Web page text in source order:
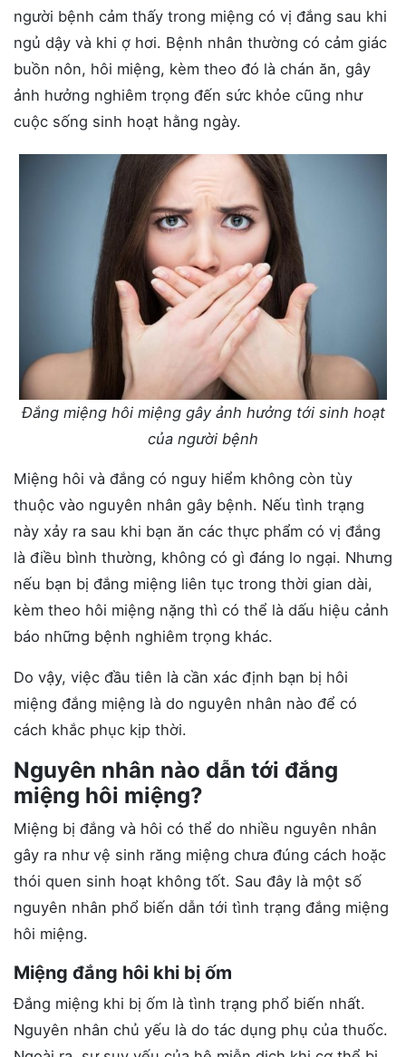
người bệnh cảm thấy trong miệng có vị đắng sau khi
ngủ dậy và khi ợ hơi. Bệnh nhân thường có cảm giác
buồn nôn, hôi miệng, kèm theo đó là chán ăn, gây
ảnh hưởng nghiêm trọng đến sức khỏe cũng như
cuộc sống sinh hoạt hằng ngày.
Đắng miệng hôi miệng gây ảnh hưởng tới sinh hoạt
của người bệnh
Miệng hôi và đắng có nguy hiểm không còn tùy
thuộc vào nguyên nhân gây bệnh. Nếu tình trạng
này xảy ra sau khi bạn ăn các thực phẩm có vị đắng
là điều bình thường, không có gì đáng lo ngại. Nhưng
nếu bạn bị đắng miệng liên tục trong thời gian dài,
kèm theo hôi miệng nặng thì có thể là dấu hiệu cảnh
báo những bệnh nghiêm trọng khác.
Do vậy, việc đầu tiên là cần xác định bạn bị hôi
miệng đắng miệng là do nguyên nhân nào để có
cách khắc phục kịp thời.
Nguyên nhân nào dẫn tới đắng
miệng hôi miệng?
Miệng bị đắng và hôi có thể do nhiều nguyên nhân
gây ra như vệ sinh răng miệng chưa đúng cách hoặc
thói quen sinh hoạt không tốt. Sau đây là một số
nguyên nhân phổ biến dẫn tới tình trạng đắng miệng
hôi miệng.
Miệng đắng hôi khi bị ốm
Đắng miệng khi bị ốm là tình trạng phổ biến nhất.
Nguyên nhân chủ yếu là do tác dụng phụ của thuốc.